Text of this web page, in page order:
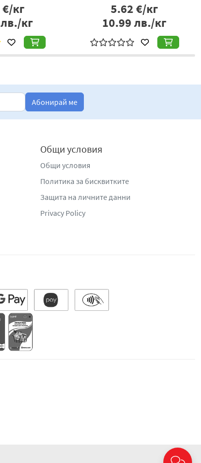
€/кг
лв./кг
5.62€/кг
10.99лв./кг
Абонирай ме
Общи условия
Общи условия
Политика за бисквитките
Защита на личните данни
Privacy Policy